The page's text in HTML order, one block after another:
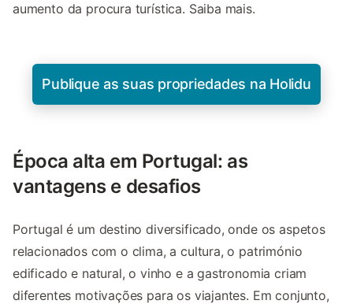
aumento da procura turística. Saiba mais.
Publique as suas propriedades na Holidu
Época alta em Portugal: as
vantagens e desafios
Portugal é um destino diversificado, onde os aspetos
relacionados com o clima, a cultura, o património
edificado e natural, o vinho e a gastronomia criam
diferentes motivações para os viajantes. Em conjunto,